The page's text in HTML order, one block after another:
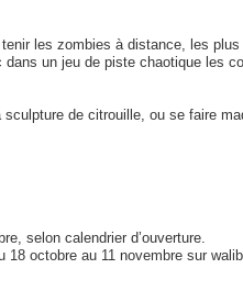
les zombies à distance, les
dans un jeu de piste chaotique les
sculpture de citrouille, ou se faire
selon calendrier d’ouverture.
18 octobre au 11 novembre sur